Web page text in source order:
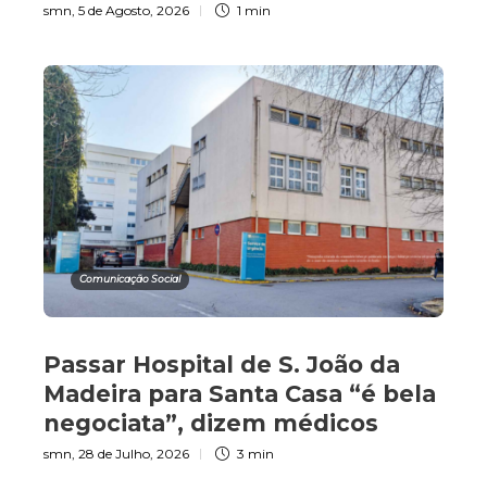
smn 5 de Agosto, 2026 1 min
Comunicação Social
Passar Hospital de S. João da
Madeira para Santa Casa “é bela
negociata”, dizem médicos
smn 28 de Julho, 2026 3 min